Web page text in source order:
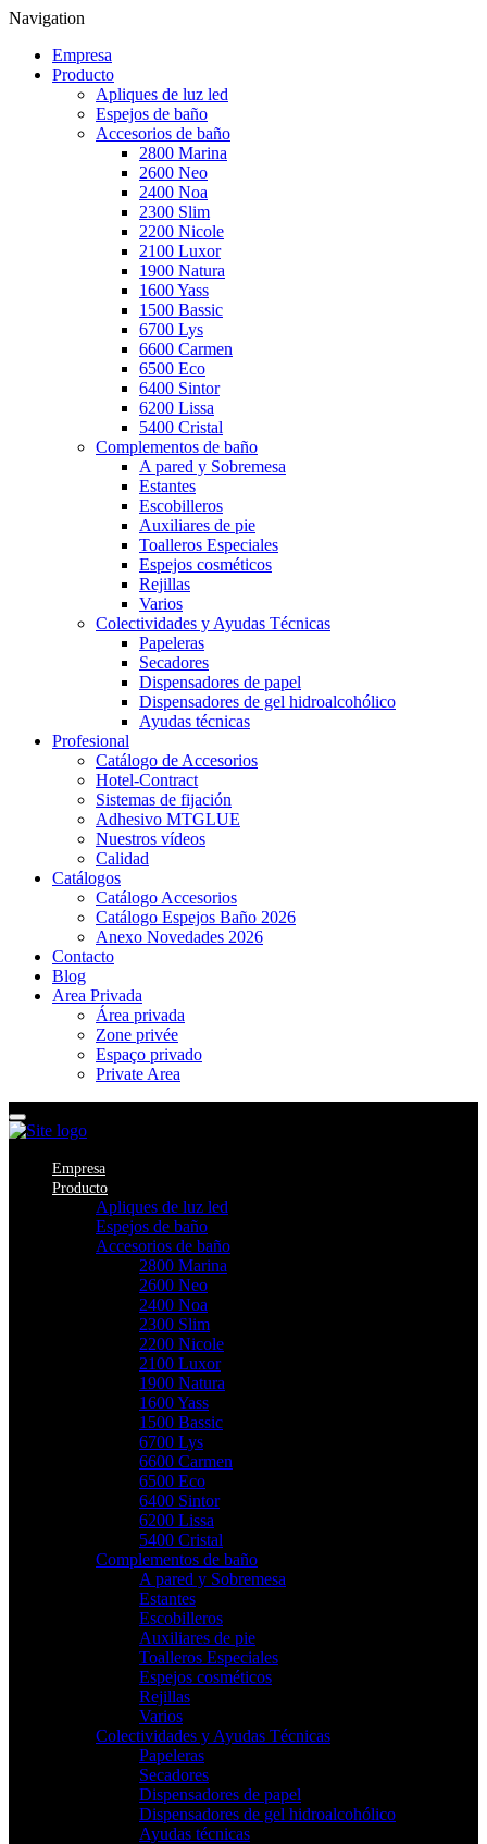
Navigation
Empresa
Producto
Apliques de luz led
Espejos de baño
Accesorios de baño
2800 Marina
2600 Neo
2400 Noa
2300 Slim
2200 Nicole
2100 Luxor
1900 Natura
1600 Yass
1500 Bassic
6700 Lys
6600 Carmen
6500 Eco
6400 Sintor
6200 Lissa
5400 Cristal
Complementos de baño
A pared y Sobremesa
Estantes
Escobilleros
Auxiliares de pie
Toalleros Especiales
Espejos cosméticos
Rejillas
Varios
Colectividades y Ayudas Técnicas
Papeleras
Secadores
Dispensadores de papel
Dispensadores de gel hidroalcohólico
Ayudas técnicas
Profesional
Catálogo de Accesorios
Hotel-Contract
Sistemas de fijación
Adhesivo MTGLUE
Nuestros vídeos
Calidad
Catálogos
Catálogo Accesorios
Catálogo Espejos Baño 2026
Anexo Novedades 2026
Contacto
Blog
Area Privada
Área privada
Zone privée
Espaço privado
Private Area
Empresa
Producto
Apliques de luz led
Espejos de baño
Accesorios de baño
2800 Marina
2600 Neo
2400 Noa
2300 Slim
2200 Nicole
2100 Luxor
1900 Natura
1600 Yass
1500 Bassic
6700 Lys
6600 Carmen
6500 Eco
6400 Sintor
6200 Lissa
5400 Cristal
Complementos de baño
A pared y Sobremesa
Estantes
Escobilleros
Auxiliares de pie
Toalleros Especiales
Espejos cosméticos
Rejillas
Varios
Colectividades y Ayudas Técnicas
Papeleras
Secadores
Dispensadores de papel
Dispensadores de gel hidroalcohólico
Ayudas técnicas